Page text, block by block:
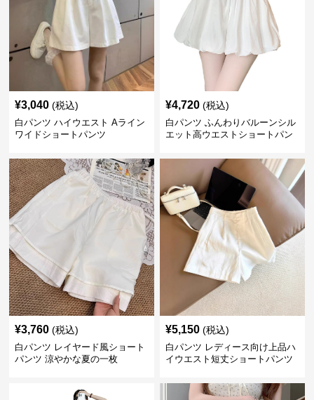
¥3,040 (税込)
白パンツ ハイウエスト Aライン
ワイドショートパンツ
¥4,720 (税込)
白パンツ ふんわりバルーンシル
エット高ウエストショートパン
¥3,760 (税込)
白パンツ レイヤード風ショート
パンツ 涼やかな夏の一枚
¥5,150 (税込)
白パンツ レディース向け上品ハ
イウエスト短丈ショートパンツ